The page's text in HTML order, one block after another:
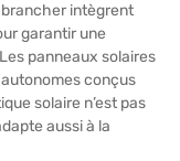
intègrent
garantir une
panneaux solaires
conçus
solaire n’est pas
aussi à la